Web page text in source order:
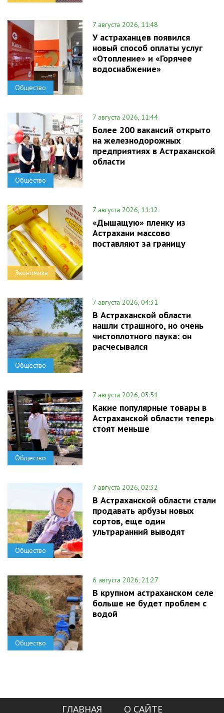
Общество
7 августа 2026, 11:48
У астраханцев появился
новый способ оплаты услуг
«Отопление» и «Горячее
водоснабжение»
Общество
7 августа 2026, 11:44
Более 200 вакансий открыто
на железнодорожных
предприятиях в Астраханской
области
Экономика
7 августа 2026, 11:12
«Дышащую» пленку из
Астрахани массово
поставляют за границу
Общество
7 августа 2026, 04:31
В Астраханской области
нашли страшного, но очень
чистоплотного паука: он
расчесывался
Общество
7 августа 2026, 03:51
Какие популярные товары в
Астраханской области теперь
стоят меньше
Общество
7 августа 2026, 02:32
В Астраханской области стали
продавать арбузы новых
сортов, еще один
ультраранний выводят
Общество
6 августа 2026, 21:27
В крупном астраханском селе
больше не будет проблем с
водой
ГЛАВНАЯ О САЙТЕ